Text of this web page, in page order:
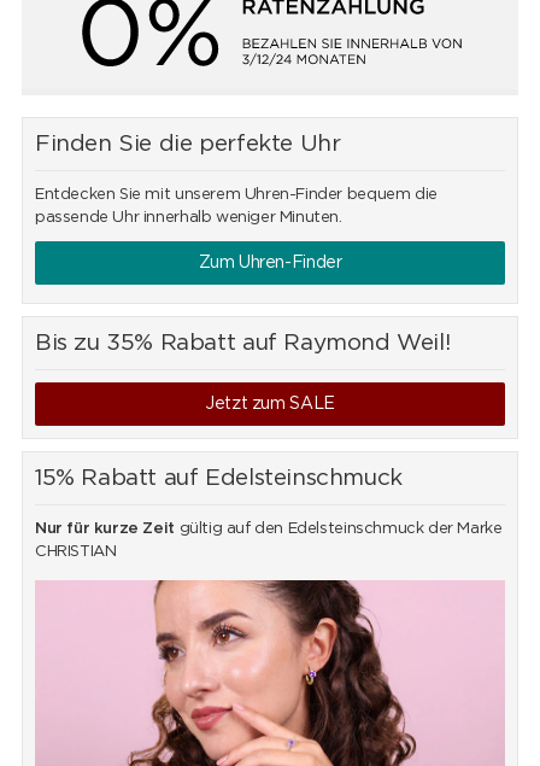
Finden Sie die perfekte Uhr
Entdecken Sie mit unserem Uhren-Finder bequem die
passende Uhr innerhalb weniger Minuten.
Zum Uhren-Finder
Bis zu 35% Rabatt auf Raymond Weil!
Jetzt zum SALE
15% Rabatt auf Edelsteinschmuck
Nur für kurze Zeit gültig auf den Edelsteinschmuck der Marke
CHRISTIAN